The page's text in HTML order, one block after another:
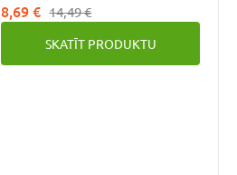
kaulu un zobu veselību,
normālu muskuļu darbību un
veicina normālu imūnsistēmas
darbību.
8,69 € 14,49 €
SKATĪT PRODUKTU